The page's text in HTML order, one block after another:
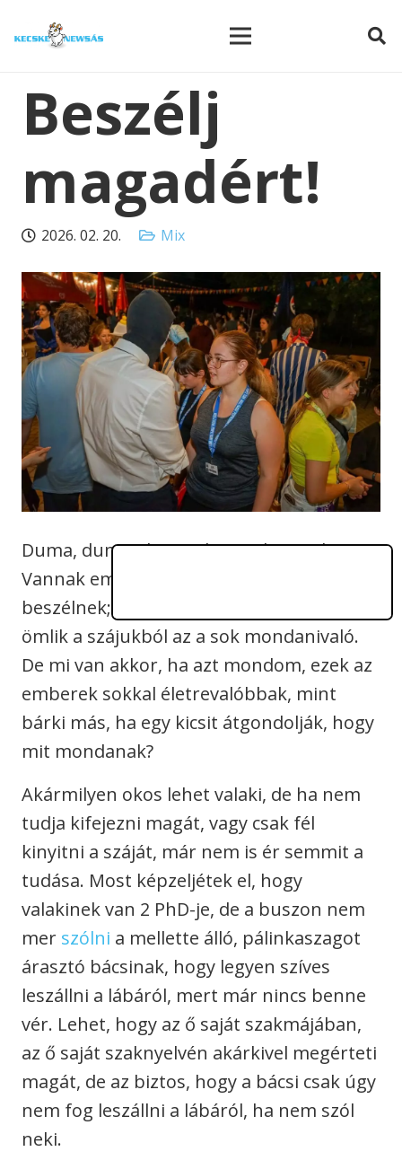
Beszélj
magadért!
2026. 02. 20. Mix
Duma, duma, duma, duma, duma, duma…
Vannak emberek, akik borzalmasan sokat
beszélnek; szinte már fárasztó, ahogy
ömlik a szájukból az a sok mondanivaló.
De mi van akkor, ha azt mondom, ezek az
emberek sokkal életrevalóbbak, mint
bárki más, ha egy kicsit átgondolják, hogy
mit mondanak?
Akármilyen okos lehet valaki, de ha nem
tudja kifejezni magát, vagy csak fél
kinyitni a száját, már nem is ér semmit a
tudása. Most képzeljétek el, hogy
valakinek van 2 PhD-je, de a buszon nem
mer szólni a mellette álló, pálinkaszagot
árasztó bácsinak, hogy legyen szíves
leszállni a lábáról, mert már nincs benne
vér. Lehet, hogy az ő saját szakmájában,
az ő saját szaknyelvén akárkivel megérteti
magát, de az biztos, hogy a bácsi csak úgy
nem fog leszállni a lábáról, ha nem szól
neki.